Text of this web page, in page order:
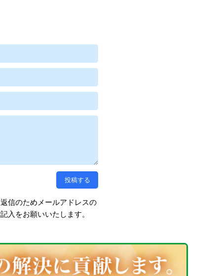
信のためメールアドレスの
入をお願いいたします。